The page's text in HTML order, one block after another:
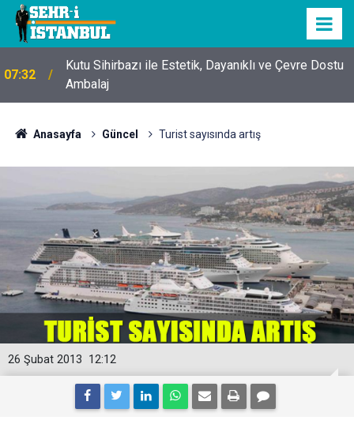
07:32
Kutu Sihirbazı ile Estetik, Dayanıklı ve Çevre Dostu
Ambalaj
Anasayfa Güncel Turist sayısında artış
12:12
26 Şubat 2013